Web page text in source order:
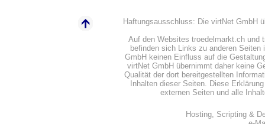
Haftungsausschluss: Die virtNet GmbH
Auf den Websites troedelmarkt.ch und
befinden sich Links zu anderen
GmbH keinen Einfluss auf die
virtNet GmbH übernimmt daher keine
Qualität der dort bereitgestellten
Inhalten dieser Seiten. Diese
externen Seiten und alle
Hosting, Scripting &